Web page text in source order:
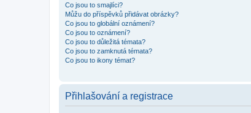
Co jsou to smajlíci?
Můžu do příspěvků přidávat obrázky?
Co jsou to globální oznámení?
Co jsou to oznámení?
Co jsou to důležitá témata?
Co jsou to zamknutá témata?
Co jsou to ikony témat?
Přihlašování a registrace